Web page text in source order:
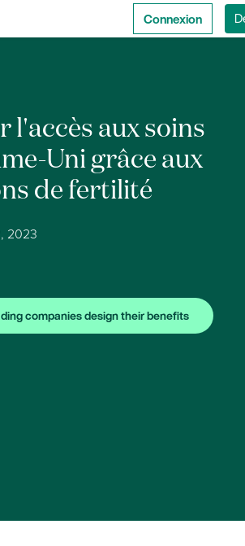
Connexion
l'accès aux soins
Uni grâce aux
de fertilité
2023
companies design their benefits